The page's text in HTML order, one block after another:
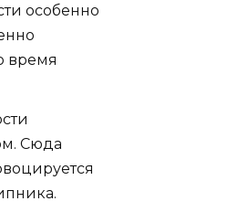
особенно
время
Сюда